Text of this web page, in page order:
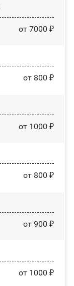
от 7000 ₽
от 800 ₽
от 1000 ₽
от 800 ₽
от 900 ₽
от 1000 ₽